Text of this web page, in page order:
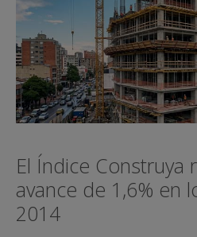
El Índice Construya
avance de 1,6% en
2014